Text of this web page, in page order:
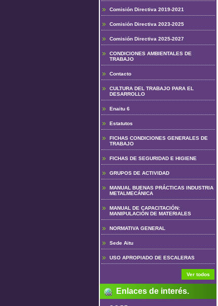
Comisión Directiva 2019-2021
Comisión Directiva 2023-2025
Comisión Directiva 2025-2027
CONDICIONES AMBIENTALES DE
TRABAJO
Contacto
CULTURA DEL TRABAJO PARA EL
DESARROLLO
Enaitu 6
Estatutos
FICHAS CONDICIONES GENERALES DE
TRABAJO
FICHAS DE SEGURIDAD E HIGIENE
GRUPOS DE ACTIVIDAD
MANUAL BUENAS PRÁCTICAS INDUSTRIA
METALMECÁNICA
MANUAL DE CAPACITACIÓN:
MANIPULACIÓN DE MATERIALES
NORMATIVA GENERAL
Sede Aitu
USO APROPIADO DE ESCALERAS
Ver todos
Enlaces de interés.